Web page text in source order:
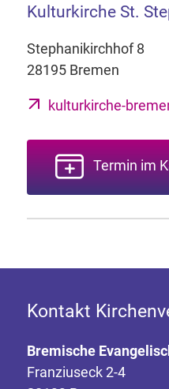
Kulturkirche St.
Stephanikirchhof 8
28195 Bremen
kulturkirche-
Termin im
Kontakt
Bremische
Franziuseck 2-4